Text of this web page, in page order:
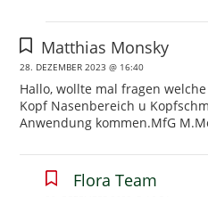
Matthias Monsky
28. DEZEMBER 2023 @ 16:40
Hallo, wollte mal fragen
Kopf Nasenbereich u
Anwendung kommen.MfG
Flora Team